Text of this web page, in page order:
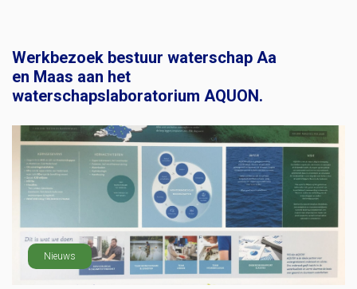
Werkbezoek bestuur waterschap Aa
en Maas aan het
waterschapslaboratorium AQUON.
Nieuws